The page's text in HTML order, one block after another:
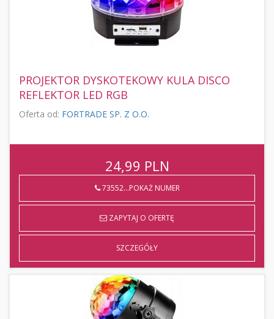
PROJEKTOR DYSKOTEKOWY KULA DISCO
REFLEKTOR LED RGB
Oferta od: FORTRADE SP. Z O.O.
24,99 PLN
73552...POKAŻ NUMER
ZAPYTAJ O OFERTĘ
SZCZEGÓŁY